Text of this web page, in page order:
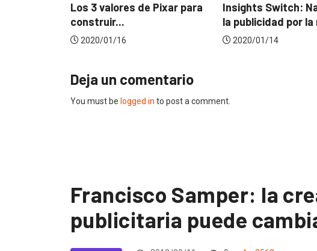
Insights Switch: Nathalia Madrigal cambió
la publicidad por la música
2020/01/14
Conoce a los
Lux Awards
2019/12/04
Deja un comentario
You must be logged in to post a comment.
Francisco Samper: la
publicitaria puede